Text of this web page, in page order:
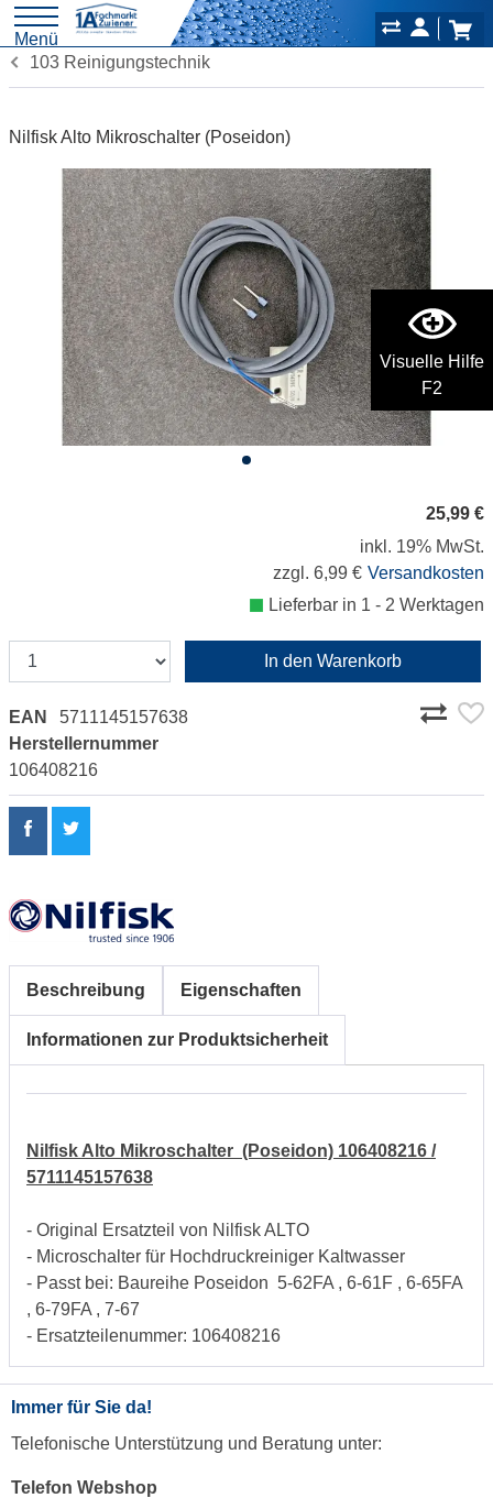
Visuelle Hilfe
F2
Menü
103 Reinigungstechnik
Nilfisk Alto Mikroschalter (Poseidon)
25,99 €
inkl. 19% MwSt.
zzgl. 6,99 € Versandkosten
Lieferbar in 1 - 2 Werktagen
In den Warenkorb
EAN
5711145157638
Herstellernummer
106408216
Beschreibung Eigenschaften
Informationen zur Produktsicherheit
Nilfisk Alto Mikroschalter (Poseidon) 106408216 /
5711145157638
- Original Ersatzteil von Nilfisk ALTO
- Microschalter für Hochdruckreiniger Kaltwasser
- Passt bei: Baureihe Poseidon 5-62FA , 6-61F , 6-65FA
, 6-79FA , 7-67
- Ersatzteilenummer: 106408216
Immer für Sie da!
Telefonische Unterstützung und Beratung unter:
Telefon Webshop